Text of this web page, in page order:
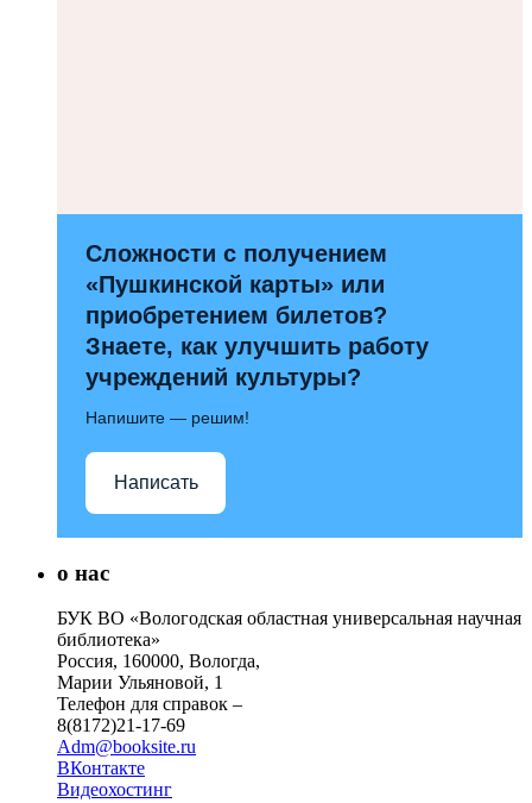
Сложности с получением
«Пушкинской карты» или
приобретением билетов?
Знаете, как улучшить работу
учреждений культуры?
Напишите — решим!
Написать
о нас
БУК ВО «Вологодская областная универсальная научная
библиотека»
Россия, 160000, Вологда,
Марии Ульяновой, 1
Телефон для справок –
8(8172)21-17-69
Adm@booksite.ru
ВКонтакте
Видеохостинг